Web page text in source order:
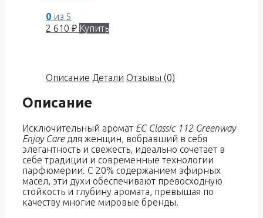
0 из 5
2 610 ₽ Купить
Описание Детали Отзывы (0)
Описание
Исключительный аромат EC Classic 112 Greenway
Enjoy Careдля женщин, вобравший в себя
элегантность и свежесть, идеально сочетает в
себе традиции и современные технологии
парфюмерии. С 20% содержанием эфирных
масел, эти духи обеспечивают превосходную
стойкость и глубину аромата, превышая по
качеству многие мировые бренды.